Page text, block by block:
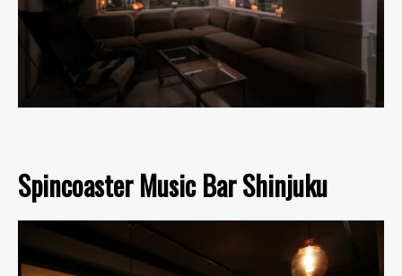
Spincoaster Music Bar Shinjuku